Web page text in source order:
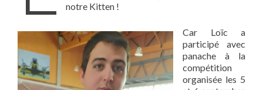
notre Kitten !
Car Loïc a
participé avec
panache à la
compétition
organisée les 5